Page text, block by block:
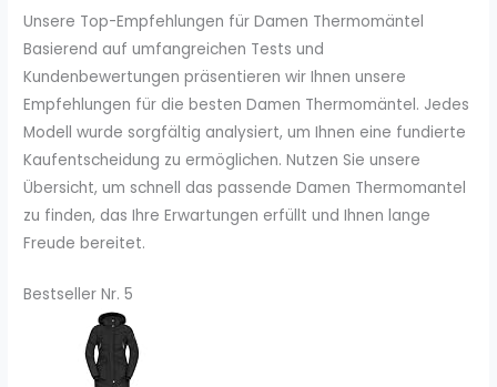
Unsere Top-Empfehlungen für Damen Thermomäntel
Basierend auf umfangreichen Tests und
Kundenbewertungen präsentieren wir Ihnen unsere
Empfehlungen für die besten Damen Thermomäntel. Jedes
Modell wurde sorgfältig analysiert, um Ihnen eine fundierte
Kaufentscheidung zu ermöglichen. Nutzen Sie unsere
Übersicht, um schnell das passende Damen Thermomantel
zu finden, das Ihre Erwartungen erfüllt und Ihnen lange
Freude bereitet.
Bestseller Nr. 5